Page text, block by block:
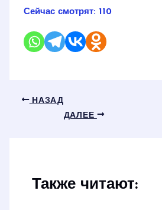
Сейчас смотрят: 110
НАЗАД
ДАЛЕЕ
Также читают: